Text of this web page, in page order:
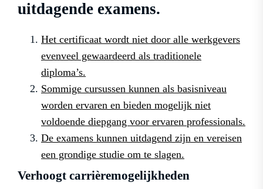
uitdagende examens.
Het certificaat wordt niet door alle werkgevers
evenveel gewaardeerd als traditionele
diploma’s.
Sommige cursussen kunnen als basisniveau
worden ervaren en bieden mogelijk niet
voldoende diepgang voor ervaren professionals.
De examens kunnen uitdagend zijn en vereisen
een grondige studie om te slagen.
Verhoogt carrièremogelijkheden